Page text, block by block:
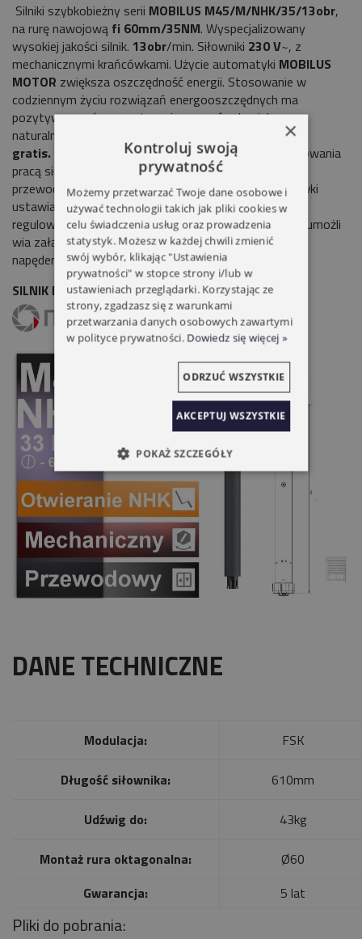
Silniki szybkobieżny serii MOBILUS M45/M/NHK/35/13obr,
na rurę nawojową fi 60mm/35NM. Wyspecjalizowany
wysokiej jakości silnik. 13obr/min. Siłowniki 230 V~, z
mechanicznymi krańcówkami. Użycie automatyki MOBILUS
MOTOR zwiększa oszczędność energii. Stosowanie w
codziennym życiu rozwiązań energooszczędnych ma
pozytywny wpływ na otaczające nas środowisko
naturalne.
gratis.
STEROWANIE KLAWISZOWEmożliwość sterowania
pracą siłownika klawiszem za pomocą połączenia
przewodowego.MECHANICZNE KRAŃCÓWKIkrańcówki
ustawiane za pomocą ręcznie
regulowanych zakresów.MANUALNA PRZEKŁADNIA
umożli
wia załączenie do siłownika korby i ręczne poruszanie
napędem.
SILNIK DO ROLET MOBILUS NHK M45 M 35/13
DANE TECHNICZNE
Modulacja: FSK
Długość siłownika: 610mm
Udźwig do: 43kg
Montaż rura oktagonalna:
Ø60
Gwarancja:
5 lat
Pliki do pobrania:
×
Kontroluj swoją
prywatność
Możemy przetwarzać Twoje dane osobowe i
używać technologii takich jak pliki cookies w
celu świadczenia usług oraz prowadzenia
statystyk. Możesz w każdej chwili zmienić
swój wybór, klikając "Ustawienia
prywatności" w stopce strony i/lub w
ustawieniach przeglądarki. Korzystając ze
strony, zgadzasz się z warunkami
przetwarzania danych osobowych zawartymi
w polityce prywatności. Dowiedz się więcej »
AKCEPTUJ WSZYSTKIE
ODRZUĆ WSZYSTKIE
POKAŻ SZCZEGÓŁY